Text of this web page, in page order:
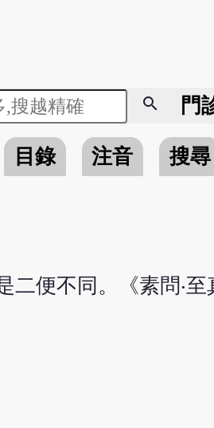
search 門
目錄 注音 搜尋
二便不同。《素問‧